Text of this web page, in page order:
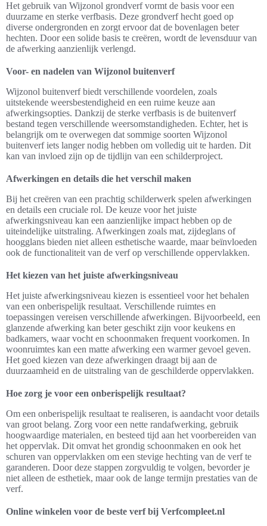
Het gebruik van Wijzonol grondverf vormt de basis voor een
duurzame en sterke verfbasis. Deze grondverf hecht goed op
diverse ondergronden en zorgt ervoor dat de bovenlagen beter
hechten. Door een solide basis te creëren, wordt de levensduur van
de afwerking aanzienlijk verlengd.
Voor- en nadelen van Wijzonol buitenverf
Wijzonol buitenverf biedt verschillende voordelen, zoals
uitstekende weersbestendigheid en een ruime keuze aan
afwerkingsopties. Dankzij de sterke verfbasis is de buitenverf
bestand tegen verschillende weersomstandigheden. Echter, het is
belangrijk om te overwegen dat sommige soorten Wijzonol
buitenverf iets langer nodig hebben om volledig uit te harden. Dit
kan van invloed zijn op de tijdlijn van een schilderproject.
Afwerkingen en details die het verschil maken
Bij het creëren van een prachtig schilderwerk spelen afwerkingen
en details een cruciale rol. De keuze voor het juiste
afwerkingsniveau kan een aanzienlijke impact hebben op de
uiteindelijke uitstraling. Afwerkingen zoals mat, zijdeglans of
hoogglans bieden niet alleen esthetische waarde, maar beïnvloeden
ook de functionaliteit van de verf op verschillende oppervlakken.
Het kiezen van het juiste afwerkingsniveau
Het juiste afwerkingsniveau kiezen is essentieel voor het behalen
van een onberispelijk resultaat. Verschillende ruimtes en
toepassingen vereisen verschillende afwerkingen. Bijvoorbeeld, een
glanzende afwerking kan beter geschikt zijn voor keukens en
badkamers, waar vocht en schoonmaken frequent voorkomen. In
woonruimtes kan een matte afwerking een warmer gevoel geven.
Het goed kiezen van deze afwerkingen draagt bij aan de
duurzaamheid en de uitstraling van de geschilderde oppervlakken.
Hoe zorg je voor een onberispelijk resultaat?
Om een onberispelijk resultaat te realiseren, is aandacht voor details
van groot belang. Zorg voor een nette randafwerking, gebruik
hoogwaardige materialen, en besteed tijd aan het voorbereiden van
het oppervlak. Dit omvat het grondig schoonmaken en ook het
schuren van oppervlakken om een stevige hechting van de verf te
garanderen. Door deze stappen zorgvuldig te volgen, bevorder je
niet alleen de esthetiek, maar ook de lange termijn prestaties van de
verf.
Online winkelen voor de beste verf bij Verfcompleet.nl